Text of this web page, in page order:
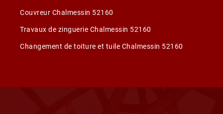
Couvreur Chalmessin 52160
Travaux de zinguerie Chalmessin 52160
Changement de toiture et tuile Chalmessin 52160